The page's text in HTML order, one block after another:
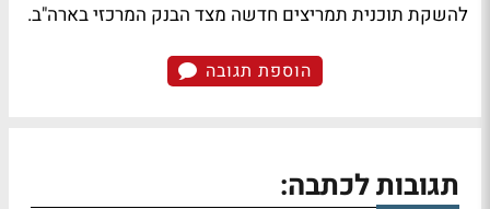
להשקת תוכנית תמריצים חדשה מצד הבנק המרכזי בארה"ב.
הוספת תגובה
תגובות לכתבה: